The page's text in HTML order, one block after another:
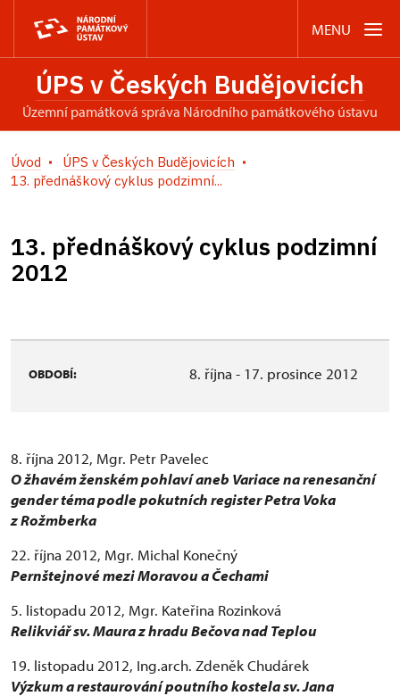
MENU
ÚPS v Českých Budějovicích
územní památková správa Národního památkového ústavu
Úvod
ÚPS v Českých Budějovicích
13. přednáškový cyklus podzimní...
13. přednáškový cyklus podzimní
2012
OBDOBÍ: 8. října - 17. prosince 2012
8. října 2012, Mgr. Petr Pavelec
O žhavém ženském pohlaví aneb Variace na renesanční
gender téma podle pokutních register Petra Voka
z Rožmberka
22. října 2012, Mgr. Michal Konečný
Pernštejnové mezi Moravou a Čechami
5. listopadu 2012, Mgr. Kateřina Rozinková
Relikviář sv. Maura z hradu Bečova nad Teplou
19. listopadu 2012, Ing.arch. Zdeněk Chudárek
Výzkum a restaurování poutního kostela sv. Jana